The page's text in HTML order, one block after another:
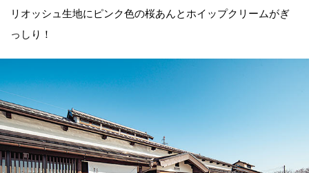
リオッシュ生地にピンク色の桜あんとホイップクリームがぎ
っしり！